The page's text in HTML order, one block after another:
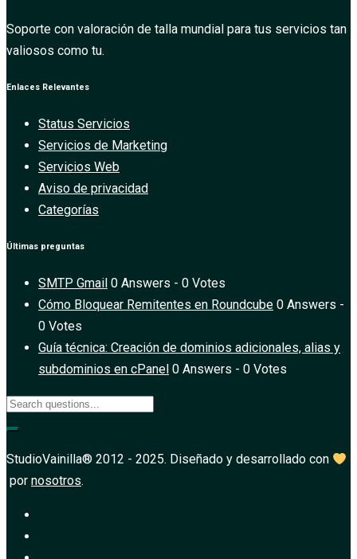
Soporte con valoración de talla mundial para tus servicios tan
valiosos como tu.
Enlaces Relevantes
Status Servicios
Servicios de Marketing
Servicios Web
Aviso de privacidad
Categorías
Últimas preguntas
SMTP Gmail 0 Answers - 0 Votes
Cómo Bloquear Remitentes en Roundcube 0 Answers -
0 Votes
Guía técnica: Creación de dominios adicionales, alias y
subdominios en cPanel 0 Answers - 0 Votes
StudioVainilla® 2012 - 2025. Diseñado y desarrollado con
por nosotros.